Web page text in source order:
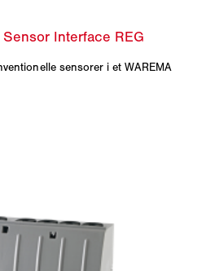
sensorer i et WAREMA